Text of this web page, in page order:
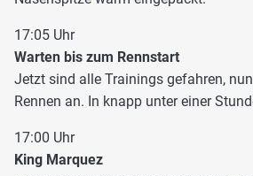
17:05 Uhr
Warten bis zum Rennstart
Jetzt sind alle Trainings gefahren,
Rennen an. In knapp unter einer
17:00 Uhr
King Marquez